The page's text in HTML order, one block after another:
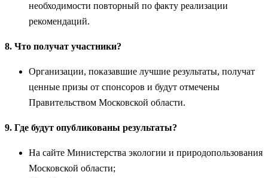
необходимости повторный по факту реализации
рекомендаций.
8. Что получат участники?
Организации, показавшие лучшие результаты, получат
ценные призы от спонсоров и будут отмечены
Правительством Московской области.
9. Где будут опубликованы результаты?
На сайте Министерства экологии и природопользования
Московской области;